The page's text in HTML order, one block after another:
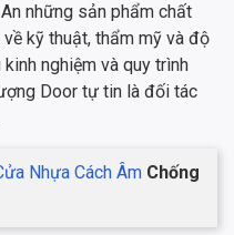
những sản phẩm chất
kỹ thuật, thẩm mỹ và độ
nghiệm và quy trình
Door tự tin là đối tác
Nhựa Cách Âm Chống